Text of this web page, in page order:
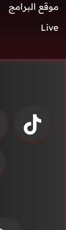
موقع البرامج
Live